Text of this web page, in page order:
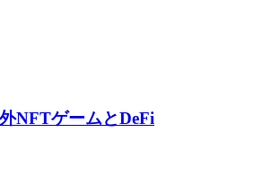
NFTゲームとDeFi